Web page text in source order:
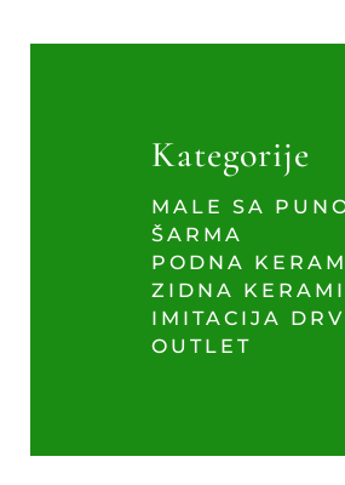
Kategorije
MALE SA
ŠARMA
PODNA
ZIDNA
IMITACIJA
OUTLET